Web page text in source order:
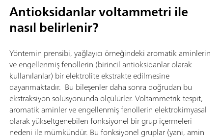
Antioksidanlar voltammetri ile
nasıl belirlenir?
Yöntemin prensibi, yağlayıcı örneğindeki aromatik aminlerin
ve engellenmiş fenollerin (birincil antioksidanlar olarak
kullanılanlar) bir elektrolite ekstrakte edilmesine
dayanmaktadır. Bu bileşenler daha sonra doğrudan bu
ekstraksiyon solüsyonunda ölçülürler. Voltammetrik tespit,
aromatik aminler ve engellenmiş fenollerin elektrokimyasal
olarak yükseltgenebilen fonksiyonel bir grup içermeleri
nedeni ile mümkündür. Bu fonksiyonel gruplar (yani, amin